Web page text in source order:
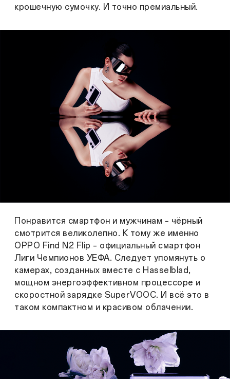
крошечную сумочку. И точно премиальный.
Понравится смартфон и мужчинам – чёрный
смотрится великолепно. К тому же именно
OPPO Find N2 Flip – официальный смартфон
Лиги Чемпионов УЕФА. Следует упомянуть о
камерах, созданных вместе с Hasselblad,
мощном энергоэффективном процессоре и
скоростной зарядке SuperVOOC. И всё это в
таком компактном и красивом облачении.